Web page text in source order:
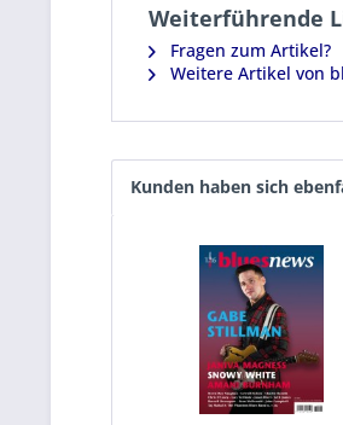
Weiterführende
Fragen zum Artikel?
Weitere Artikel von
Kunden haben sich